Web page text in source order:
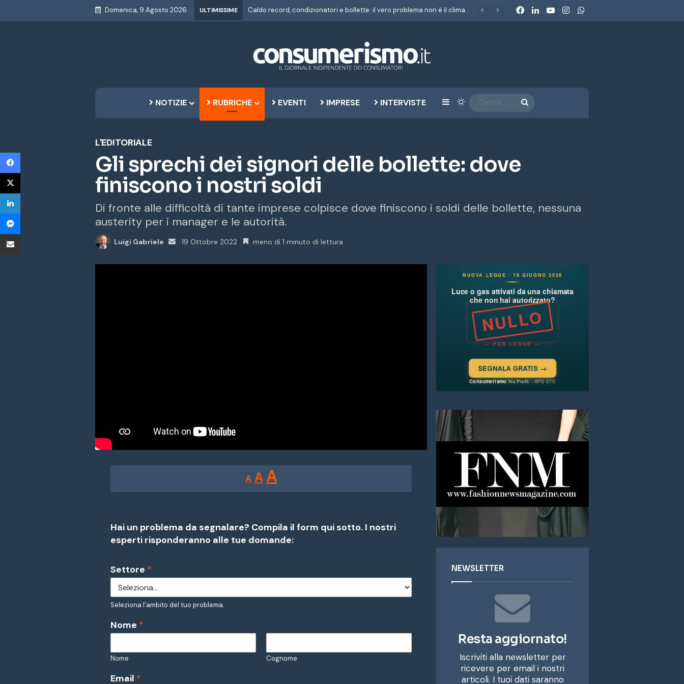
Domenica, 9 Agosto 2026 ULTIMISSIME Caldo record, condizionatori e bollette: il vero problema non è il climatizzatore, ma il costo dell’energia FacebookLinkedInYou TubeInstagram
NOTIZIE RUBRICHE EVENTI IMPRESE INTERVISTE Barra laterale
Cambia aspetto CERCA...
L'EDITORIALE
Gli sprechi dei signori delle bollette: dove
finiscono i nostri soldi
Di fronte alle difficoltà di tante imprese colpisce dove finiscono i soldi delle bollette, nessuna
austerity per i manager e le autorità.
Luigi Gabriele
Invia
19 Ottobre 2022 meno di 1 minuto di lettura
A
Reducir
tamaño
de
A Restablecer
tamaño
fuente
AAumentar
tamaño
de
fuente.
Hai un problema da segnalare? Compila il form qui sotto. I nostri
esperti risponderanno alle tue domande:
Settore *
Seleziona l'ambito del tuo problema.
Nome *
Nome Cognome
Email *
NEWSLETTER
Resta aggiornato!
Iscriviti alla newsletter per
ricevere per email i nostri
articoli. I tuoi dati saranno